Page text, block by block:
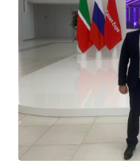
России"
Сбербанк